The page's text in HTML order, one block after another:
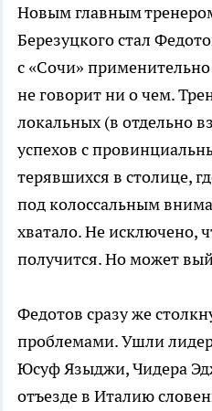
Новым главным
Березуцкого стал
с «Сочи»
не говорит ни о чем.
локальных (в отдельно
успехов с
терявшихся в столице,
под колоссальным
хватало. Не исключено,
получится. Но может
Федотов сразу же
проблемами. Ушли
Юсуф Языджи, Чидера
отъезде в Италию